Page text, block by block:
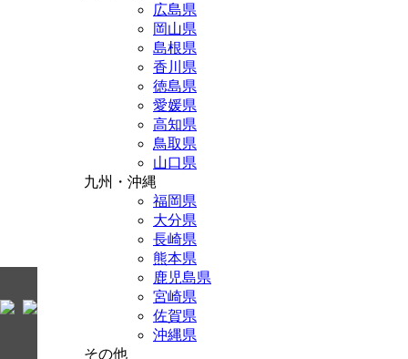
広島県
岡山県
島根県
香川県
徳島県
愛媛県
高知県
鳥取県
山口県
九州・沖縄
福岡県
大分県
長崎県
熊本県
鹿児島県
宮崎県
佐賀県
沖縄県
その他